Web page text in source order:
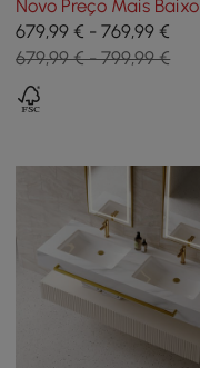
prateleiras abertas
Novo Preço Mais Baixo
679,99 € - 769,99 €
679,99 € - 799,99 €